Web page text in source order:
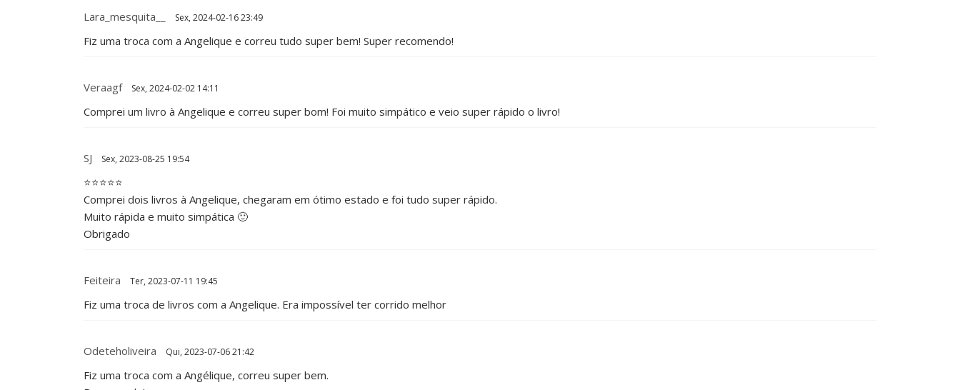
Lara_mesquita__ Sex, 2024-02-16 23:49
Fiz uma troca com a Angelique e correu tudo super bem! Super recomendo!
Veraagf Sex, 2024-02-02 14:11
Comprei um livro à Angelique e correu super bom! Foi muito simpático e veio super rápido o livro!
SJ Sex, 2023-08-25 19:54
⭐⭐⭐⭐⭐
Comprei dois livros à Angelique, chegaram em ótimo estado e foi tudo super rápido.
Muito rápida e muito simpática 🙂
Obrigado
Feiteira Ter, 2023-07-11 19:45
Fiz uma troca de livros com a Angelique. Era impossível ter corrido melhor
Odeteholiveira Qui, 2023-07-06 21:42
Fiz uma troca com a Angélique, correu super bem.